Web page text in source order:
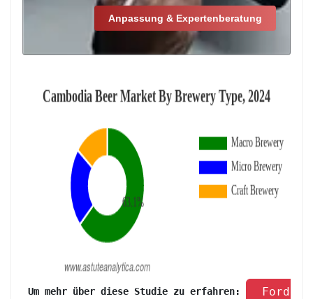
Anpassung & Expertenberatung
Um mehr über diese Studie zu erfahren: